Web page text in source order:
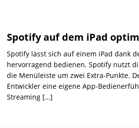
Spotify auf dem iPad
Spotify lässt sich auf einem iPad dank
hervorragend bedienen. Spotify nutzt
die Menüleiste um zwei Extra-Punkte.
Entwickler eine eigene App-
Streaming […]